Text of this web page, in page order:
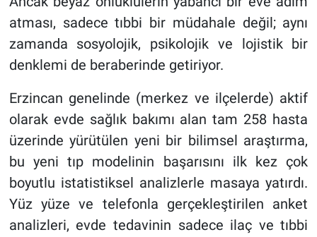
atması, sadece tıbbi bir müdahale değil; aynı
zamanda sosyolojik, psikolojik ve lojistik bir
denklemi de beraberinde getiriyor.
Erzincan genelinde (merkez ve ilçelerde) aktif
olarak evde sağlık bakımı alan tam 258 hasta
üzerinde yürütülen yeni bir bilimsel araştırma,
bu yeni tıp modelinin başarısını ilk kez çok
boyutlu istatistiksel analizlerle masaya yatırdı.
Yüz yüze ve telefonla gerçekleştirilen anket
analizleri, evde tedavinin sadece ilaç ve tıbbi